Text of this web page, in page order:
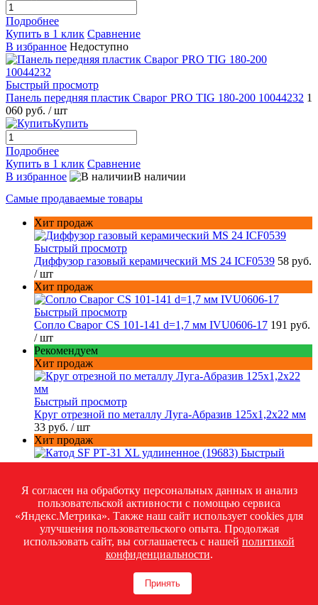
Подробнее
Купить в 1 клик Сравнение
В избранное Недоступно
Быстрый просмотр
Панель передняя пластик Сварог PRO TIG 180-200 10044232 1
060 руб. / шт
Купить
Подробнее
Купить в 1 клик Сравнение
В избранное
В наличии
Самые продаваемые товары
Хит продаж
Быстрый просмотр
Диффузор газовый керамический MS 24 ICF0539 58 руб.
/ шт
Хит продаж
Быстрый просмотр
Сопло Сварог CS 101-141 d=1,7 мм IVU0606-17 191 руб.
/ шт
Рекомендуем
Хит продаж
Быстрый просмотр
Круг отрезной по металлу Луга-Абразив 125x1,2x22 мм
33 руб. / шт
Хит продаж
Быстрый
просмотр
Рекомендуем
Хит продаж
Быстрый просмотр
Мелок сварщика тальковый 40 руб./ шт
Быстрый просмотр
Цанга АГНИ 505 М8х1 d=2,4 мм 350 руб.
Катод Сварог CS 81 IVB0604 180 руб.
Я согласен на обработку персональных данных и анализ
пользовательской активности с помощью сервиса
«Яндекс.Метрика». Также наш сайт использует cookies для
улучшения пользовательского опыта. Продолжая
использовать сайт, вы соглашаетесь с нашей политикой
конфиденциальности.
Принять